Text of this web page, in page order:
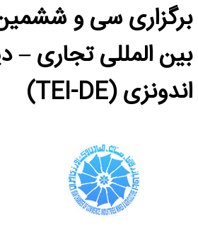
برگزاری سی و
بین المللی تجاری –
اندونزی (TEI-DE)